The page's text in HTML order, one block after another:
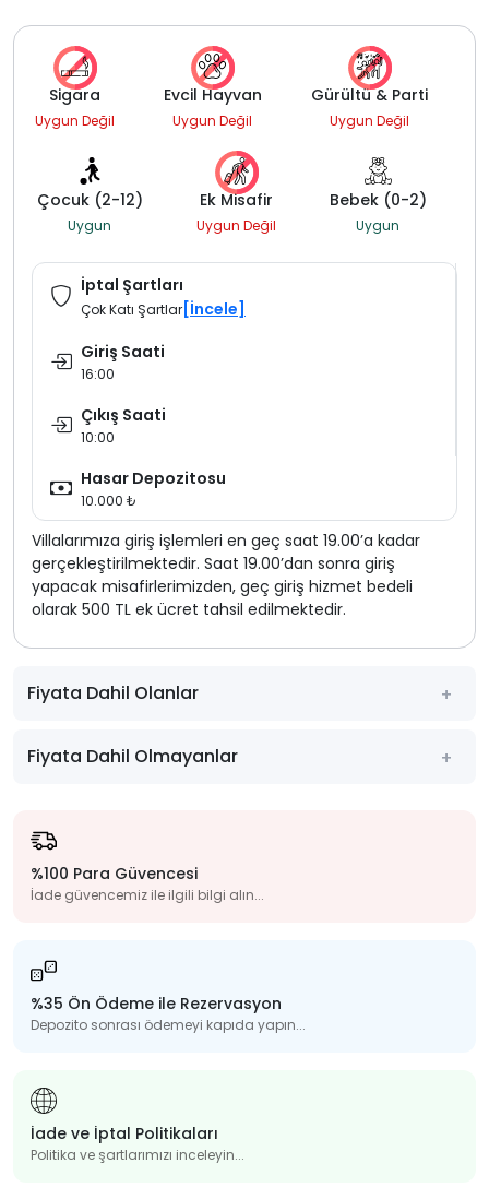
Sigara
Uygun Değil
Evcil Hayvan
Uygun Değil
Gürültü & Parti
Uygun Değil
Çocuk (2-12)
Uygun
Ek Misafir
Uygun Değil
Bebek (0-2)
Uygun
İptal Şartları
Çok Katı Şartlar [İncele]
Giriş Saati
16:00
Çıkış Saati
10:00
Hasar Depozitosu
10.000 ₺
Villalarımıza giriş işlemleri en geç saat 19.00’a kadar
gerçekleştirilmektedir. Saat 19.00’dan sonra giriş
yapacak misafirlerimizden, geç giriş hizmet bedeli
olarak 500 TL ek ücret tahsil edilmektedir.
Fiyata Dahil Olanlar
Fiyata Dahil Olmayanlar
%100 Para Güvencesi
İade güvencemiz ile ilgili bilgi alın...
%35 Ön Ödeme ile Rezervasyon
Depozito sonrası ödemeyi kapıda yapın...
İade ve İptal Politikaları
Politika ve şartlarımızı inceleyin...